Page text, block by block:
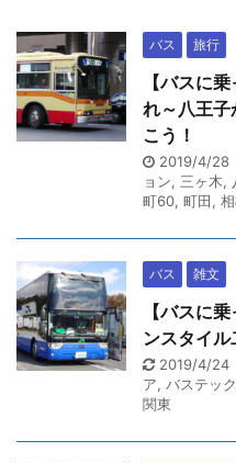
バス 旅行
【バスに
れ～八王子
こう！
2019/4/28
ョン, 三ヶ木,
町60, 町田,
バス 雑文
【バスに
ンスタイル
2019/4/24
ア, バステック
関東